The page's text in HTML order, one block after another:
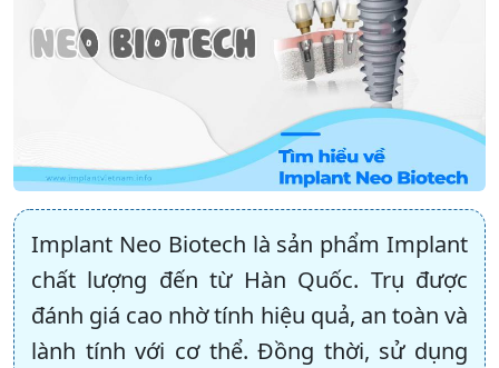
Implant Neo Biotech là sản phẩm Implant
chất lượng đến từ Hàn Quốc. Trụ được
đánh giá cao nhờ tính hiệu quả, an toàn và
lành tính với cơ thể. Đồng thời, sử dụng